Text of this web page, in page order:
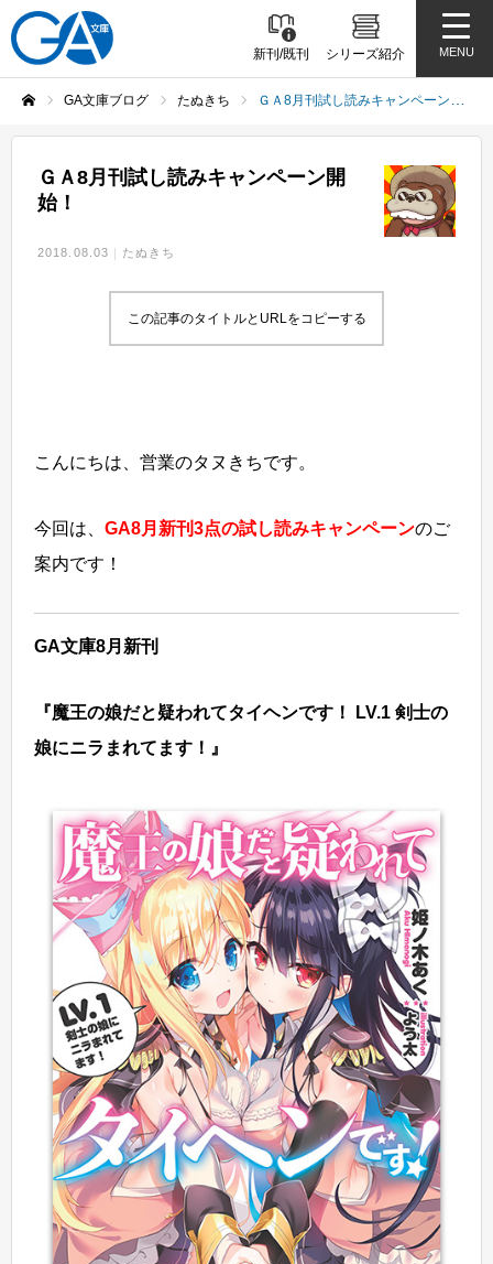
新刊/既刊 シリーズ紹介 MENU
GA文庫ブログ たぬきち ＧＡ8月刊試し読みキャンペーン開始！
ＧＡ8月刊試し読みキャンペーン開
始！
2018.08.03 たぬきち
この記事のタイトルとURLをコピーする
こんにちは、営業のタヌきちです。
今回は、 GA8月新刊3点の試し読みキャンペーンのご
案内です！
GA文庫8月新刊
『魔王の娘だと疑われてタイヘンです！ LV.1 剣士の
娘にニラまれてます！』